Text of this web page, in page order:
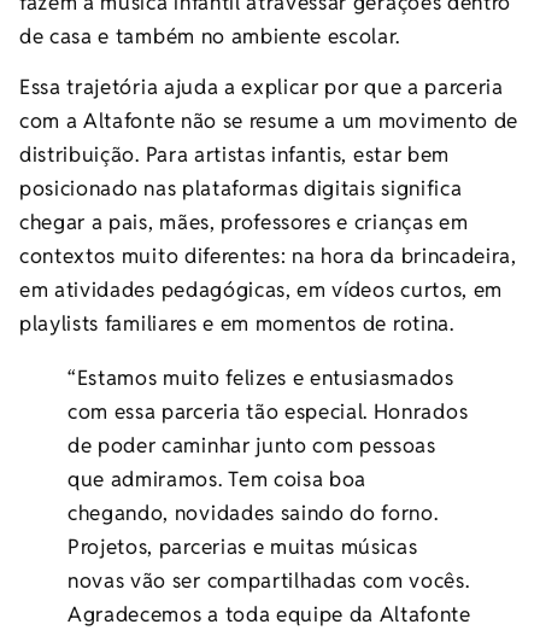
de casa e também no ambiente escolar.
Essa trajetória ajuda a explicar por que a parceria
com a Altafonte não se resume a um movimento de
distribuição. Para artistas infantis, estar bem
posicionado nas plataformas digitais significa
chegar a pais, mães, professores e crianças em
contextos muito diferentes: na hora da brincadeira,
em atividades pedagógicas, em vídeos curtos, em
playlists familiares e em momentos de rotina.
“Estamos muito felizes e entusiasmados
com essa parceria tão especial. Honrados
de poder caminhar junto com pessoas
que admiramos. Tem coisa boa
chegando, novidades saindo do forno.
Projetos, parcerias e muitas músicas
novas vão ser compartilhadas com vocês.
Agradecemos a toda equipe da Altafonte